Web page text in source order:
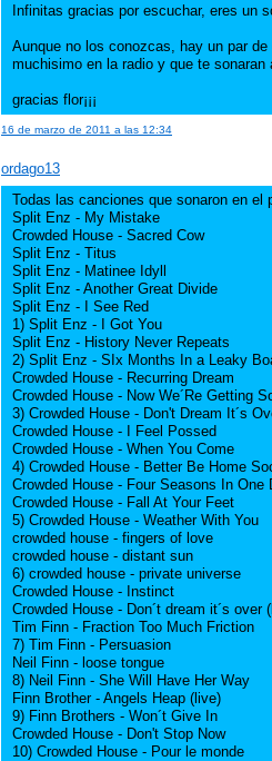
Infinitas gracias por escuchar, eres un
Aunque no los conozcas, hay un par
muchisimo en la radio y que te sonaran
gracias flor¡¡¡
16 de marzo de 2011 a las 12:34
ordago13
Todas las canciones que sonaron en el
Split Enz - My Mistake
Crowded House - Sacred Cow
Split Enz - Titus
Split Enz - Matinee Idyll
Split Enz - Another Great Divide
Split Enz - I See Red
1) Split Enz - I Got You
Split Enz - History Never Repeats
2) Split Enz - SIx Months In a Leaky
Crowded House - Recurring Dream
Crowded House - Now We´Re Getting
3) Crowded House - Don't Dream It´s
Crowded House - I Feel Possed
Crowded House - When You Come
4) Crowded House - Better Be Home
Crowded House - Four Seasons In One
Crowded House - Fall At Your Feet
5) Crowded House - Weather With You
crowded house - fingers of love
crowded house - distant sun
6) crowded house - private universe
Crowded House - Instinct
Crowded House - Don´t dream it´s over
Tim Finn - Fraction Too Much Friction
7) Tim Finn - Persuasion
Neil Finn - loose tongue
8) Neil Finn - She Will Have Her Way
Finn Brother - Angels Heap (live)
9) Finn Brothers - Won´t Give In
Crowded House - Don't Stop Now
10) Crowded House - Pour le monde